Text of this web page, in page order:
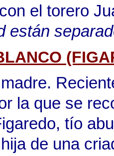
el torero
están
la que se
tío
de una